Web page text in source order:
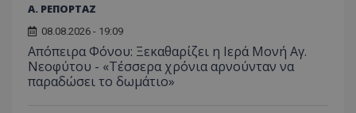
Α. ΡΕΠΟΡΤΑΖ
08.08.2026 - 19:09
Απόπειρα Φόνου: Ξεκαθαρίζει η Ιερά Μονή Αγ.
Νεοφύτου - «Τέσσερα χρόνια αρνούνταν να
παραδώσει το δωμάτιο»